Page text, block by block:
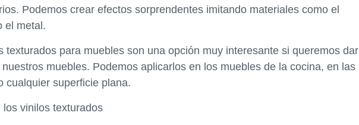
Podemos crear efectos sorprendentes imitando materiales como el
el metal.
texturados para muebles son una opción muy interesante si queremos dar
muebles. Podemos aplicarlos en los muebles de la cocina, en las
cualquier superficie plana.
vinilos texturados